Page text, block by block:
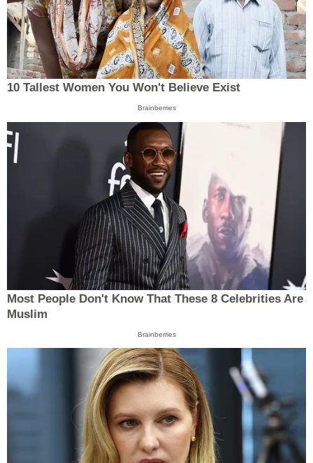
10 Tallest Women You Won't Believe Exist
Brainberries
Most People Don't Know That These 8 Celebrities Are
Muslim
Brainberries